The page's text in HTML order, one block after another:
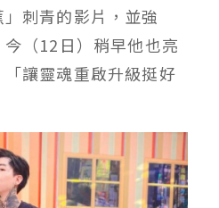
刺青的影片，並強
（12日）稍早他也亮
讓靈魂重啟升級挺好